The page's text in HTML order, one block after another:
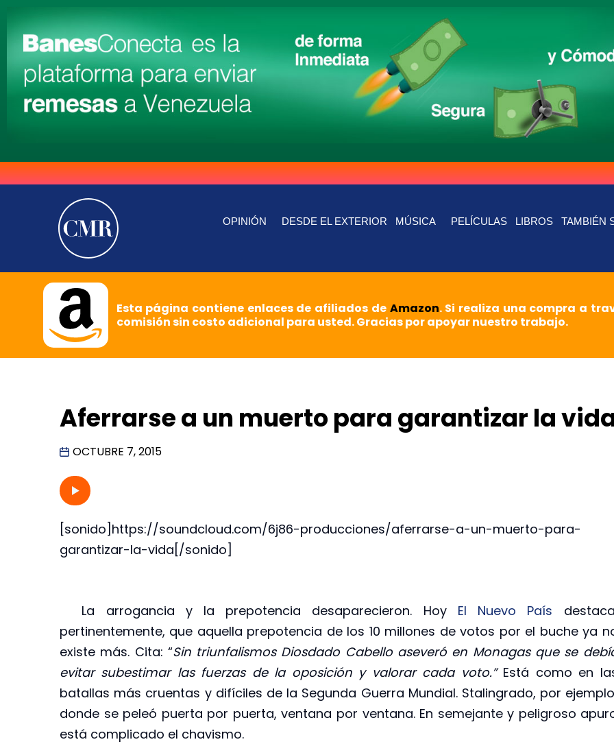
OPINIÓN DESDE EL EXTERIOR MÚSICA PELÍCULAS LIBROS TAMBIÉN
Esta página contiene enlaces de afiliados de Amazon. Si realiza una compra a
comisión sin costo adicional para usted. Gracias por apoyar nuestro trabajo.
Aferrarse a un muerto para garantizar la
OCTUBRE 7, 2015
[sonido]https://soundcloud.com/6j86-producciones/aferrarse-a-un-muerto-para-
garantizar-la-vida[/sonido]
La arrogancia y la prepotencia desaparecieron. Hoy El Nuevo País
pertinentemente, que aquella prepotencia de los 10 millones de votos por el buche ya
existe más. Cita: “Sin triunfalismos Diosdado Cabello aseveró en Monagas que se
evitar subestimar las fuerzas de la oposición y valorar cada voto.” Está como en
batallas más cruentas y difíciles de la Segunda Guerra Mundial. Stalingrado, por
donde se peleó puerta por puerta, ventana por ventana. En semejante y peligroso
está complicado el chavismo.